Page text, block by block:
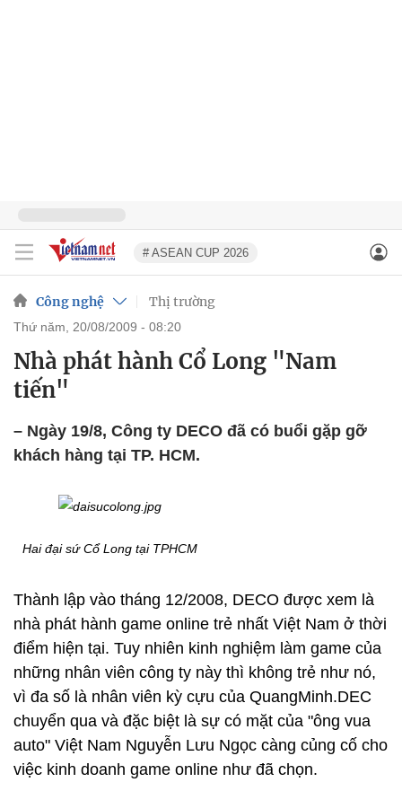
# ASEAN CUP 2026
Công nghệ Thị trường
thứ năm, 20/08/2009 - 08:20
Nhà phát hành Cổ Long "Nam
tiến"
– Ngày 19/8, Công ty DECO đã có buổi gặp gỡ
khách hàng tại TP. HCM.
Hai đại sứ Cổ Long tại TPHCM
Thành lập vào tháng 12/2008, DECO được xem là
nhà phát hành game online trẻ nhất Việt Nam ở thời
điểm hiện tại. Tuy nhiên kinh nghiệm làm game của
những nhân viên công ty này thì không trẻ như nó,
vì đa số là nhân viên kỳ cựu của QuangMinh.DEC
chuyển qua và đặc biệt là sự có mặt của "ông vua
auto" Việt Nam Nguyễn Lưu Ngọc càng củng cố cho
việc kinh doanh game online như đã chọn.